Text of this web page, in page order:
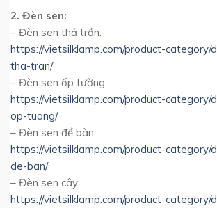
2. Đèn sen:
– Đèn sen thả trần:
https://vietsilklamp.com/product-category/
tha-tran/
– Đèn sen ốp tường:
https://vietsilklamp.com/product-category/
op-tuong/
– Đèn sen để bàn:
https://vietsilklamp.com/product-category/
de-ban/
– Đèn sen cây:
https://vietsilklamp.com/product-category/